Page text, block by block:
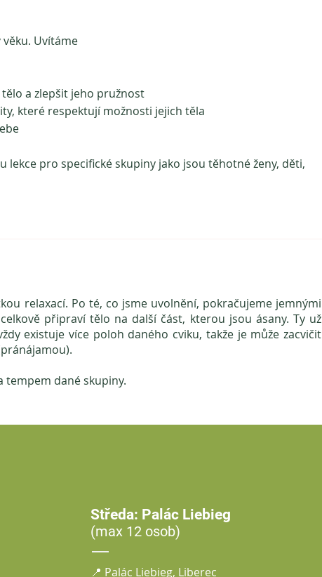
Uvítáme
a zlepšit jeho pružnost
které respektují možnosti jejich těla
lekce pro specifické skupiny jako jsou těhotné ženy, děti,
relaxací. Po té, co jsme uvolnění, pokračujeme jemnými
připraví tělo na další část, kterou jsou ásany. Ty už
existuje více poloh daného cviku, takže je může zacvičit
tempem dané skupiny.
Středa: Palác Liebieg
(max 12 osob)
📍 Palác Liebieg, Liberec